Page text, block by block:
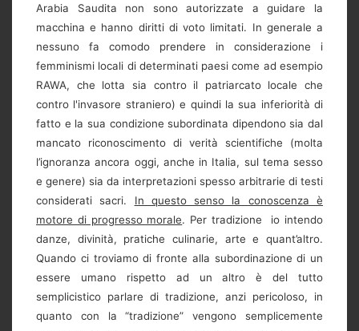
Arabia Saudita non sono autorizzate a guidare la
macchina e hanno diritti di voto limitati. In generale a
nessuno fa comodo prendere in considerazione i
femminismi locali di determinati paesi come ad esempio
RAWA, che lotta sia contro il patriarcato locale che
contro l'invasore straniero) e quindi la sua inferiorità di
fatto e la sua condizione subordinata dipendono sia dal
mancato riconoscimento di verità scientifiche (molta
l’ignoranza ancora oggi, anche in Italia, sul tema sesso
e genere) sia da interpretazioni spesso arbitrarie di testi
considerati sacri. In questo senso la conoscenza è
motore di progresso morale. Per tradizione io intendo
danze, divinità, pratiche culinarie, arte e quant’altro.
Quando ci troviamo di fronte alla subordinazione di un
essere umano rispetto ad un altro è del tutto
semplicistico parlare di tradizione, anzi pericoloso, in
quanto con la “tradizione” vengono semplicemente